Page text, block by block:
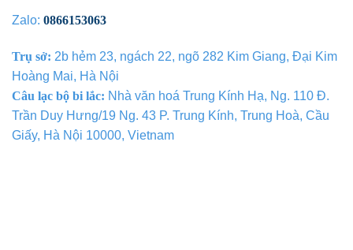
Zalo: 0866153063
Trụ sở: 2b hẻm 23, ngách 22, ngõ 282 Kim Giang, Đại Kim
Hoàng Mai, Hà Nội
Câu lạc bộ bi lắc: Nhà văn hoá Trung Kính Hạ, Ng. 110 Đ.
Trần Duy Hưng/19 Ng. 43 P. Trung Kính, Trung Hoà, Cầu
Giấy, Hà Nội 10000, Vietnam